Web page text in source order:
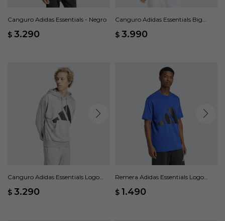
Canguro Adidas Essentials - Negro
$ 3.290
Canguro Adidas Essentials Big
$ 3.990
Canguro Adidas Essentials Logo
$ 3.290
Remera Adidas Essentials Logo
$ 1.490